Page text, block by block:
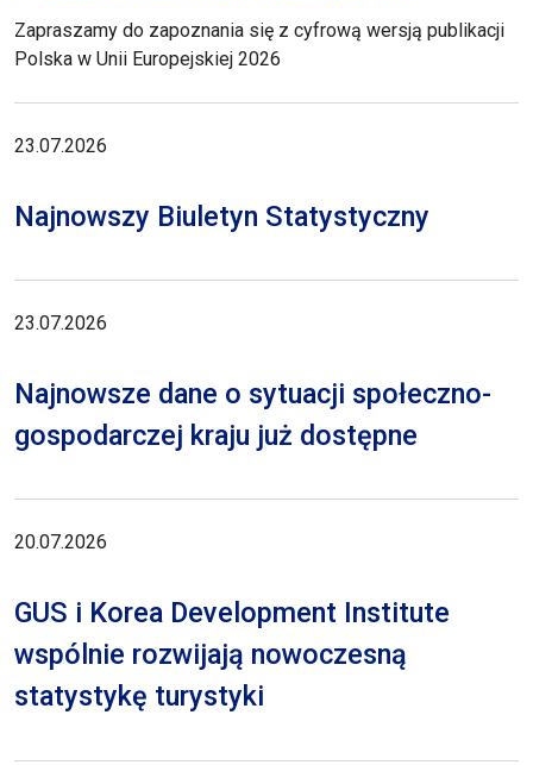
Zapraszamy do zapoznania się z cyfrową wersją publikacji
Polska w Unii Europejskiej 2026
23.07.2026
Najnowszy Biuletyn Statystyczny
23.07.2026
Najnowsze dane o sytuacji społeczno-
gospodarczej kraju już dostępne
20.07.2026
GUS i Korea Development Institute
wspólnie rozwijają nowoczesną
statystykę turystyki